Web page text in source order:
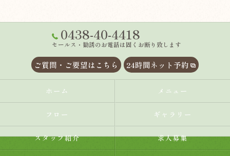
0438-40-4418
セールス・勧誘のお電話は固くお断り致します
ご質問・ご要望はこちら 24時間ネット予約
ホーム メニュー
フロー ギャラリー
スタッフ紹介 求人募集